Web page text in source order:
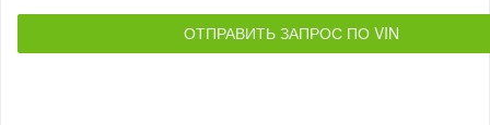
ОТПРАВИТЬ ЗАПРОС ПО VIN